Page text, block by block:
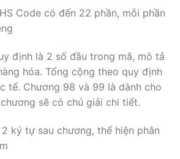
Code có đến 22 phần, mỗi phần
định là 2 số đầu trong mã, mô tả
hóa. Tổng cộng theo quy định
tế. Chương 98 và 99 là dành cho
sẽ có chú giải chi tiết.
ký tự sau chương, thể hiện phân